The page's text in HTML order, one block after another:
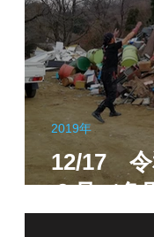
12/17 令
９号（角
2019年